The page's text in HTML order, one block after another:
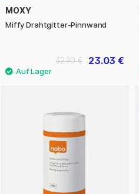
MOXY
Miffy Drahtgitter-Pinnwand
23.03 €
32.90 €